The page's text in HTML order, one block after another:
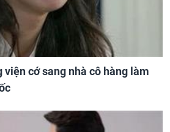
viện cớ sang nhà cô hàng làm